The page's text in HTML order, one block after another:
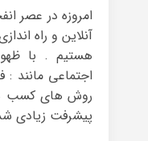
امروزه در عصر
آنلاین و راه
هستیم . با
اجتماعی مانند :
روش های کسب
پیشرفت زیادی